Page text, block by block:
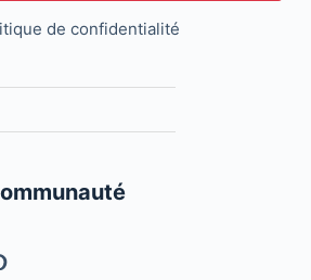
de confidentialité